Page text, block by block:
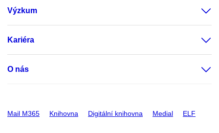
Výzkum
Kariéra
O nás
Mail M365 Knihovna Digitální knihovna Medial ELF